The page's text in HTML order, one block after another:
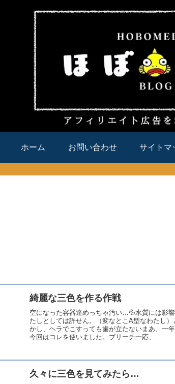
ホーム お問い合わせ サイトマ
綺麗な三色を作る作戦
空になった容器達めっちゃ汚い…💦水質には影
たしとしては許せん。（変なとこA型なわたし
かし、ヘラでこすっても歯が立たないまあ、一
今回はコレを使いました。ブリーチ一応、...
久々に三色を見てみたら…